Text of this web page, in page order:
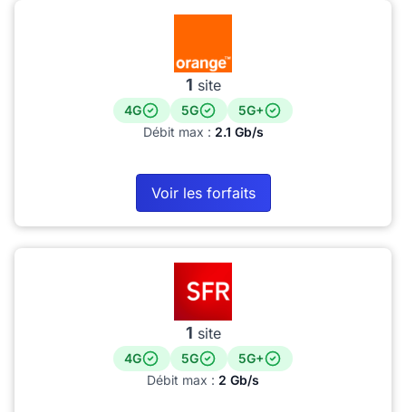
1 site
4G 5G
5G+
Débit max : 2.1 Gb/s
Voir les forfaits
1 site
4G 5G
5G+
Débit max : 2 Gb/s